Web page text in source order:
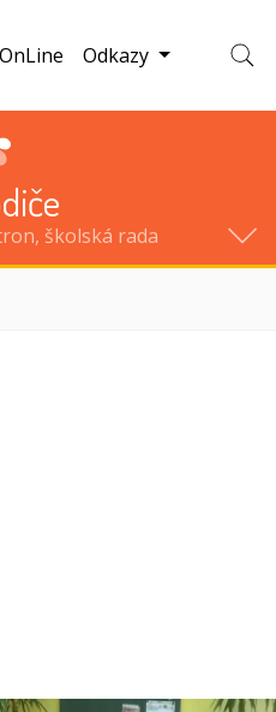
školská rada
Odkazy